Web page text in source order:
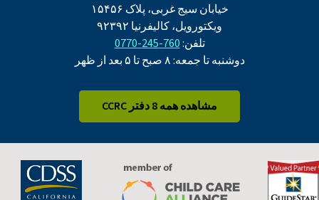
خیابان سیج غربی، پلاک ۱۵۴۵۶
ویکتورویل، کالیفرنیا ۹۲۳۹۲
تلفن:760-245-0770
دوشنبه تا جمعه: ۸ صبح تا ۵ بعد از ظهر
مشاهده همه 8 دفتر CCRC